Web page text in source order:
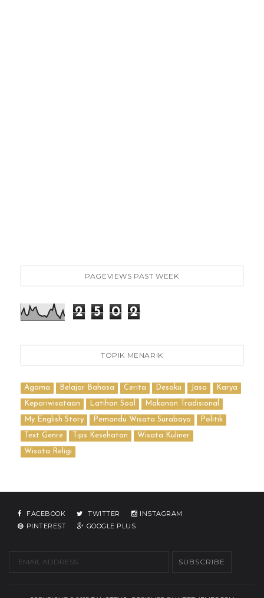
PAGEVIEWS PAST WEEK
2 5 0 2
TOPIK MENARIK
Agama Belajar Bahasa Cerita Desaku Jasa Karya
Kepariwisataan Latihan Soal Makanan Tradisional
My English Story Pemandu Wisata Surabaya Politik
Text Genre Tips Kesehatan Wisata Kuliner
Wisata Religi
FACEBOOK TWITTER
INSTAGRAM
PINTEREST
GOOGLE PLUS